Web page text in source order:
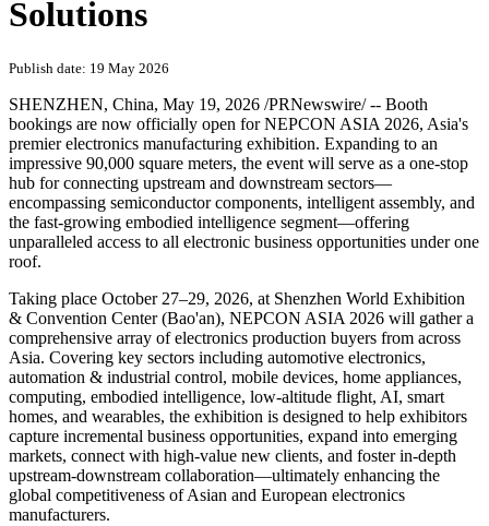
Solutions
Publish date: 19 May 2026
SHENZHEN, China, May 19, 2026 /PRNewswire/ -- Booth
bookings are now officially open for NEPCON ASIA 2026, Asia's
premier electronics manufacturing exhibition. Expanding to an
impressive 90,000 square meters, the event will serve as a one-stop
hub for connecting upstream and downstream sectors—
encompassing semiconductor components, intelligent assembly, and
the fast-growing embodied intelligence segment—offering
unparalleled access to all electronic business opportunities under one
roof.
Taking place October 27–29, 2026, at Shenzhen World Exhibition
& Convention Center (Bao'an), NEPCON ASIA 2026 will gather a
comprehensive array of electronics production buyers from across
Asia. Covering key sectors including automotive electronics,
automation & industrial control, mobile devices, home appliances,
computing, embodied intelligence, low-altitude flight, AI, smart
homes, and wearables, the exhibition is designed to help exhibitors
capture incremental business opportunities, expand into emerging
markets, connect with high-value new clients, and foster in-depth
upstream-downstream collaboration—ultimately enhancing the
global competitiveness of Asian and European electronics
manufacturers.